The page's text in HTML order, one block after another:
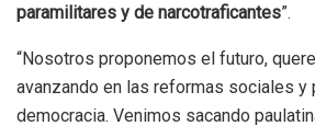
paramilitares y de narcotraficantes”.
“Nosotros proponemos el futuro,
avanzando en las reformas sociales y
democracia. Venimos sacando